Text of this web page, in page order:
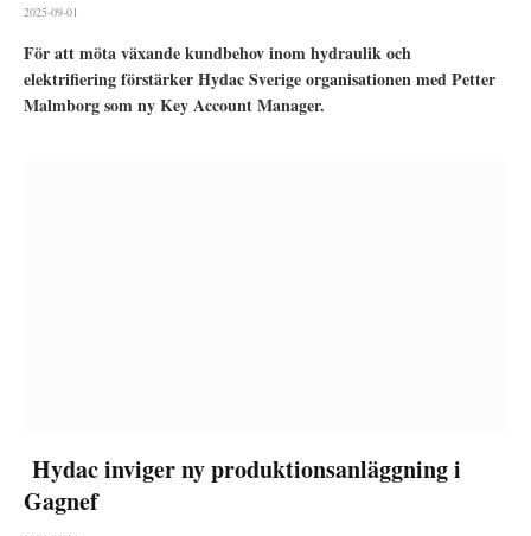
2025-09-01
För att möta växande kundbehov inom hydraulik och
elektrifiering förstärker Hydac Sverige organisationen med Petter
Malmborg som ny Key Account Manager.
Hydac inviger ny produktionsanläggning i
Gagnef